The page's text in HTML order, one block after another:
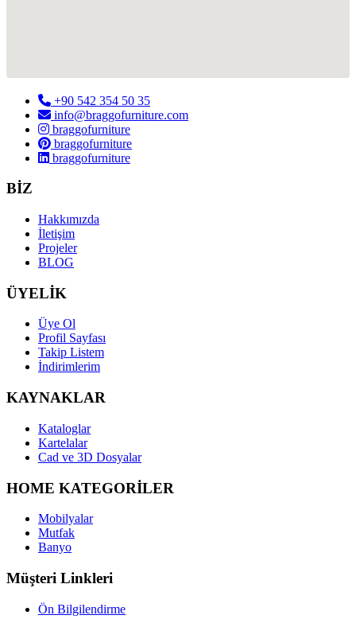
+90 542 354 50 35
info@braggofurniture.com
braggofurniture
braggofurniture
braggofurniture
BİZ
Hakkımızda
İletişim
Projeler
BLOG
ÜYELİK
Üye Ol
Profil Sayfası
Takip Listem
İndirimlerim
KAYNAKLAR
Kataloglar
Kartelalar
Cad ve 3D Dosyalar
HOME KATEGORİLER
Mobilyalar
Mutfak
Banyo
Müşteri Linkleri
Ön Bilgilendirme